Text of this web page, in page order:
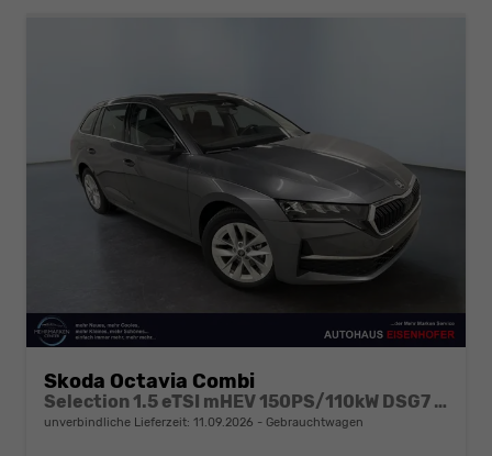
Skoda Octavia Combi
Selection 1.5 eTSI mHEV 150PS/110kW DSG7 2026 +AHK+3-ZONE+RFK+KESSY+EL.HECK+BHZ. LENKRAD
unverbindliche Lieferzeit: 11.09.2026 Gebrauchtwagen